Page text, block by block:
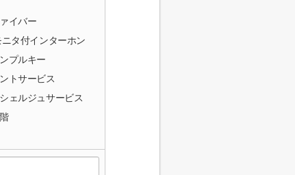
イバー
タ付インターホン
プルキー
トサービス
ェルジュサービス